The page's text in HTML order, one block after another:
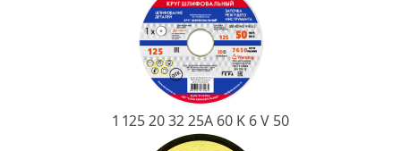
1 125 20 32 25А 60 K 6 V 50